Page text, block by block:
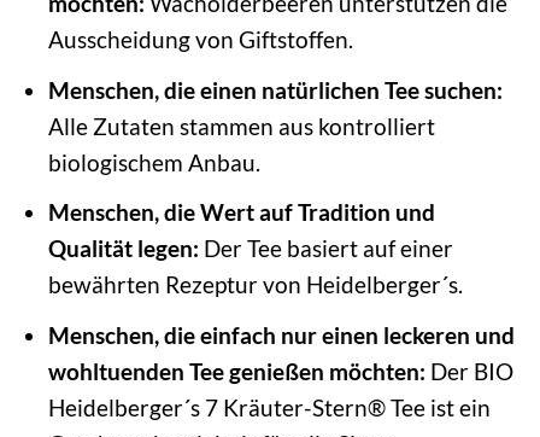
Ausscheidung von Giftstoffen.
Menschen, die einen natürlichen Tee suchen:
Alle Zutaten stammen aus kontrolliert
biologischem Anbau.
Menschen, die Wert auf Tradition und
Qualität legen: Der Tee basiert auf einer
bewährten Rezeptur von Heidelberger´s.
Menschen, die einfach nur einen leckeren und
wohltuenden Tee genießen möchten: Der BIO
Heidelberger´s 7 Kräuter-Stern® Tee ist ein